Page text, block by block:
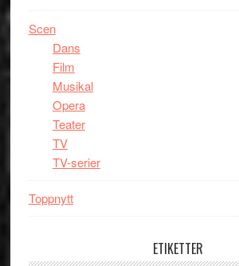
Scen
Dans
Film
Musikal
Opera
Teater
TV
TV-serier
Toppnytt
ETIKETTER